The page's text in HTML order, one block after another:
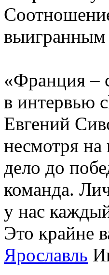
выигранным
«Франция –
в интервью
Евгений
несмотря
дело до
команда.
у нас
Это крайне
Ярославль